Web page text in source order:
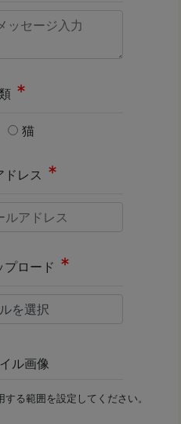
猫
ドレス
プロード
を選択
ル画像
る範囲を設定してください。